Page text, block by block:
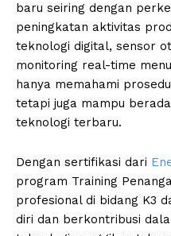
baru seiring dengan
peningkatan aktivitas
teknologi digital, sensor
monitoring real-time
hanya memahami
tetapi juga mampu
teknologi terbaru.
Dengan sertifikasi dari
program Training
profesional di bidang K3
diri dan berkontribusi